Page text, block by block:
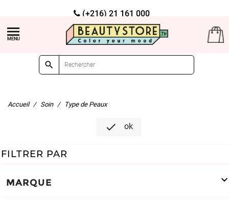
Livraison gratuite à partir de 99dt d'achat


Accueil Soin Type de Peaux
 ok
FILTRER PAR
MARQUE